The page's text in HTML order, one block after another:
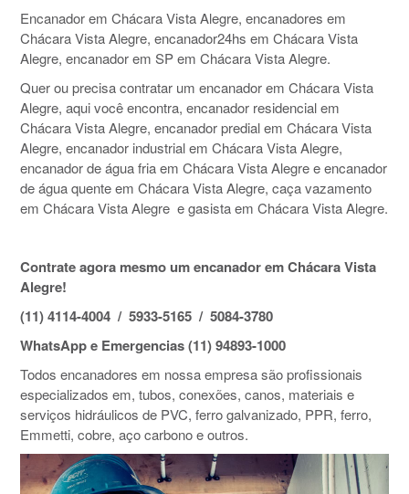
Encanador em Chácara Vista Alegre, encanadores em
Chácara Vista Alegre, encanador24hs em Chácara Vista
Alegre, encanador em SP em Chácara Vista Alegre.
Quer ou precisa contratar um encanador em Chácara Vista
Alegre, aqui você encontra, encanador residencial em
Chácara Vista Alegre, encanador predial em Chácara Vista
Alegre, encanador industrial em Chácara Vista Alegre,
encanador de água fria em Chácara Vista Alegre e encanador
de água quente em Chácara Vista Alegre, caça vazamento
em Chácara Vista Alegre e gasista em Chácara Vista Alegre.
Contrate agora mesmo um encanador em Chácara Vista
Alegre!
(11) 4114-4004 / 5933-5165 / 5084-3780
WhatsApp e Emergencias (11) 94893-1000
Todos encanadores em nossa empresa são profissionais
especializados em, tubos, conexões, canos, materiais e
serviços hidráulicos de PVC, ferro galvanizado, PPR, ferro,
Emmetti, cobre, aço carbono e outros.